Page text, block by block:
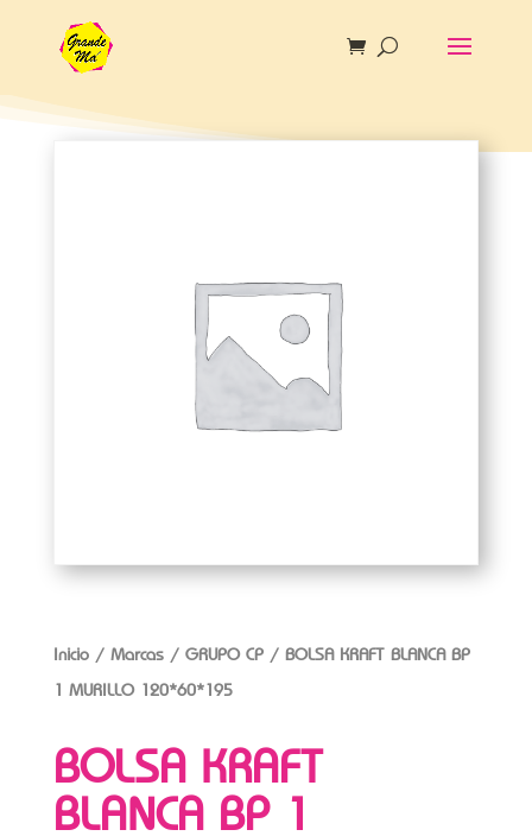
Inicio/ Marcas/ GRUPO CP/ BOLSA KRAFT BLANCA BP
1 MURILLO 120*60*195
BOLSA KRAFT
BLANCA BP 1